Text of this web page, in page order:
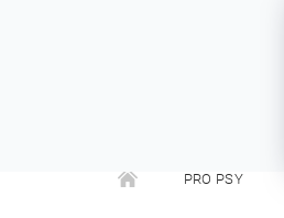
PRO PSY